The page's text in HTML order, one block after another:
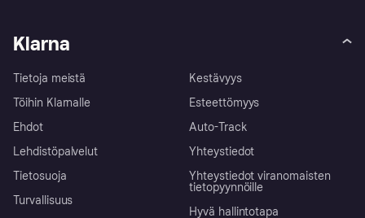
Klarna
Tietoja meistä
Töihin Klarnalle
Ehdot
Lehdistöpalvelut
Tietosuoja
Turvallisuus
Kestävyys
Esteettömyys
Auto-Track
Yhteystiedot
Yhteystiedot viranomaisten
tietopyynnöille
Hyvä hallintotapa